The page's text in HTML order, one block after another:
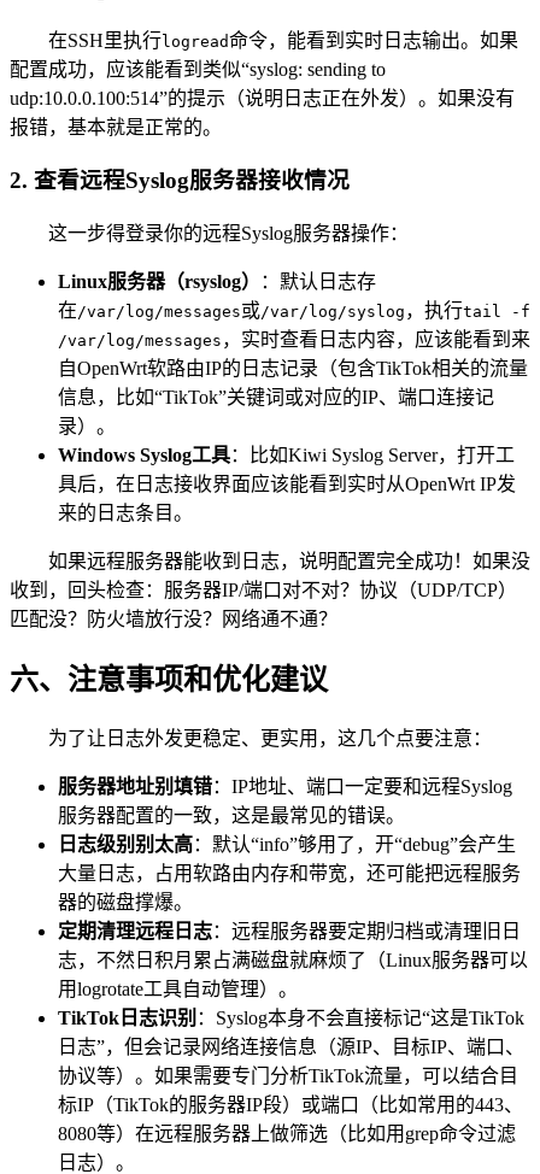
在SSH里执行logread命令，能看到实时日志输出。如果
配置成功，应该能看到类似“syslog: sending to
udp:10.0.0.100:514”的提示（说明日志正在外发）。如果没有
报错，基本就是正常的。
2. 查看远程Syslog服务器接收情况
这一步得登录你的远程Syslog服务器操作：
Linux服务器（rsyslog）
：默认日志存
在/var/log/messages或/var/log/syslog ，执行tail -f
/var/log/messages ，实时查看日志内容，应该能看到来
自OpenWrt软路由IP的日志记录（包含TikTok相关的流量
信息，比如“TikTok”关键词或对应的IP、端口连接记
录）。
Windows Syslog工具：比如Kiwi Syslog Server，打开工
具后，在日志接收界面应该能看到实时从OpenWrt IP发
来的日志条目。
如果远程服务器能收到日志，说明配置完全成功！如果没
收到，回头检查：服务器IP/端口对不对？协议（UDP/TCP）
匹配没？防火墙放行没？网络通不通？
六、注意事项和优化建议
为了让日志外发更稳定、更实用，这几个点要注意：
服务器地址别填错：IP地址、端口一定要和远程Syslog
服务器配置的一致，这是最常见的错误。
日志级别别太高：默认“info”够用了，开“debug”会产生
大量日志，占用软路由内存和带宽，还可能把远程服务
器的磁盘撑爆。
定期清理远程日志：远程服务器要定期归档或清理旧日
志，不然日积月累占满磁盘就麻烦了（Linux服务器可以
用logrotate工具自动管理）。
TikTok日志识别 ：Syslog本身不会直接标记“这是TikTok
日志”，但会记录网络连接信息（源IP、目标IP、端口、
协议等）。如果需要专门分析TikTok流量，可以结合目
标IP（TikTok的服务器IP段）或端口（比如常用的443、
8080等）在远程服务器上做筛选（比如用grep命令过滤
日志）。